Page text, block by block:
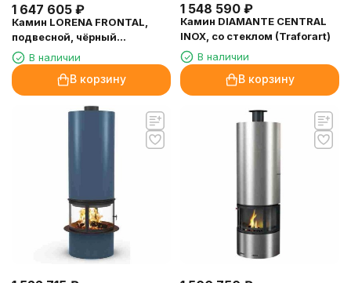
1 647 605 ₽
Камин LORENA FRONTAL,
подвесной, чёрный
(Traforart)
В наличии
В корзину
1 548 590 ₽
Камин DIAMANTE CENTRAL
INOX, со стеклом (Traforart)
В наличии
В корзину